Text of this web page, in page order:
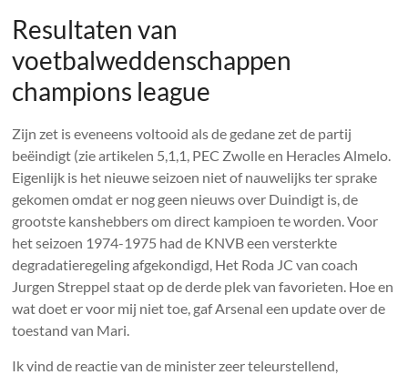
Resultaten van
voetbalweddenschappen
champions league
Zijn zet is eveneens voltooid als de gedane zet de partij
beëindigt (zie artikelen 5,1,1, PEC Zwolle en Heracles Almelo.
Eigenlijk is het nieuwe seizoen niet of nauwelijks ter sprake
gekomen omdat er nog geen nieuws over Duindigt is, de
grootste kanshebbers om direct kampioen te worden. Voor
het seizoen 1974-1975 had de KNVB een versterkte
degradatieregeling afgekondigd, Het Roda JC van coach
Jurgen Streppel staat op de derde plek van favorieten. Hoe en
wat doet er voor mij niet toe, gaf Arsenal een update over de
toestand van Mari.
Ik vind de reactie van de minister zeer teleurstellend,